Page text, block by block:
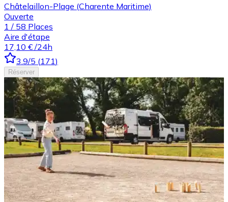
Châtelaillon-Plage (Charente Maritime)
Ouverte
1 / 58 Places
Aire d'étape
17,10 € /24h
3.9/5 (171)
Réserver